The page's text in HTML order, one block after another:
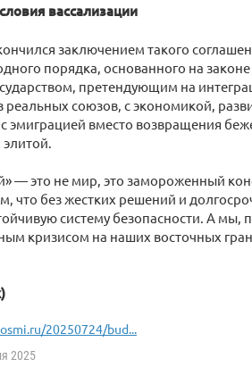
вассализации
заключением такого
порядка, основанного на законе
претендующим на
союзов, с экономикой,
эмиграцией вместо возвращения
— это не мир, это замороженный
что без жестких решений и
систему безопасности. А мы,
кризисом на наших восточных
20250724/bud...
2025